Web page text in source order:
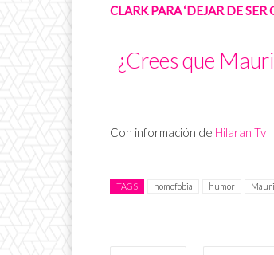
CLARK PARA ‘DEJAR DE SER
¿Crees que
Con información de Hilaran Tv
TAGS homofobia humor